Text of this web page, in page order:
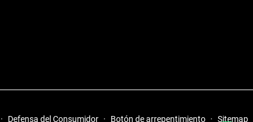
· Defensa del Consumidor · Botón de arrepentimiento · Sitemap